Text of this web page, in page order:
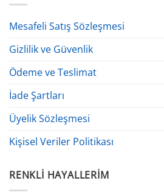
Mesafeli Satış Sözleşmesi
Gizlilik ve Güvenlik
Ödeme ve Teslimat
İade Şartları
Üyelik Sözleşmesi
Kişisel Veriler Politikası
RENKLI HAYALLERIM